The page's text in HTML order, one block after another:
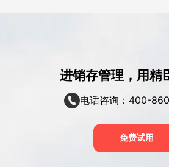
进销存管理，用精
电话咨询：400-
免费试用